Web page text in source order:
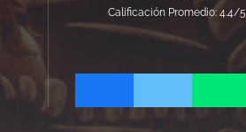
Calificación Promedio: 4.4/5